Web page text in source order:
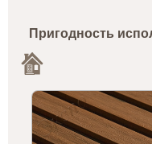
Пригодность